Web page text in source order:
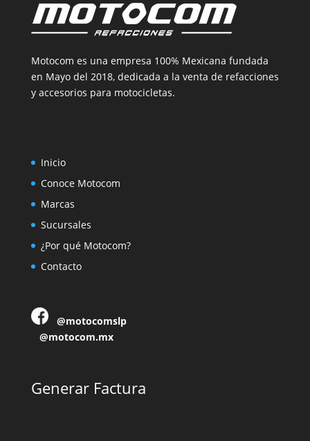
Motocom es una empresa 100% Mexicana fundada
en Mayo del 2018, dedicada a la venta de refacciones
y accesorios para motocicletas.
Inicio
Conoce Motocom
Marcas
Sucursales
¿Por qué Motocom?
Contacto
@motocomslp
@motocom.mx
Generar Factura